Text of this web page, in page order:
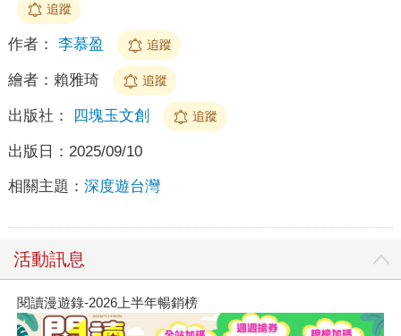
追蹤
作者： 李慕盈 追蹤
繪者： 賴雅琦 追蹤
出版社： 四塊玉文創 追蹤
出版日： 2025/09/10
相關主題： 深度遊台灣
活動訊息
閱讀漫遊錄-2026上半年暢銷榜